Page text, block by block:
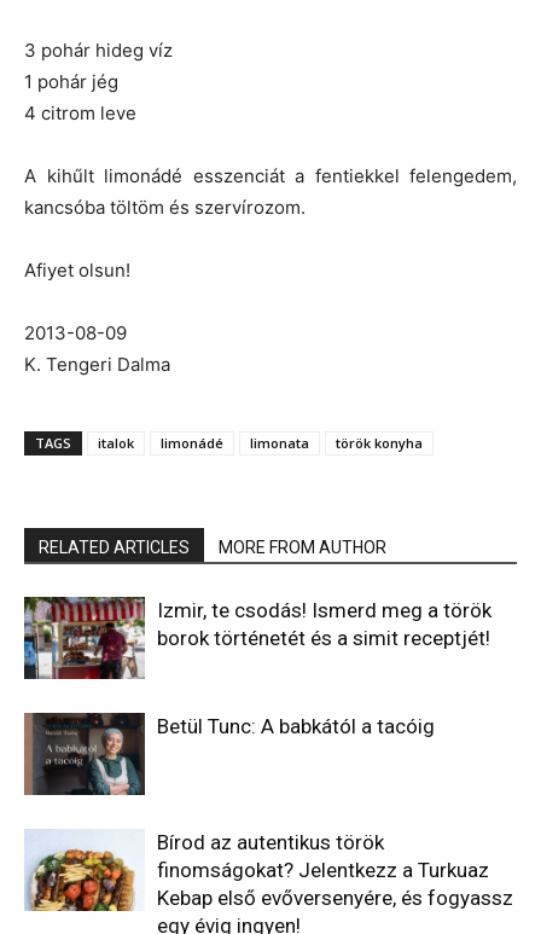
3 pohár hideg víz
1 pohár jég
4 citrom leve
A kihűlt limonádé esszenciát a fentiekkel felengedem,
kancsóba töltöm és szervírozom.
Afiyet olsun!
2013-08-09
K. Tengeri Dalma
TAGS italok limonádé limonata török konyha
RELATED ARTICLES MORE FROM AUTHOR
Izmir, te csodás! Ismerd meg a török
borok történetét és a simit receptjét!
Betül Tunc: A babkától a tacóig
Bírod az autentikus török
finomságokat? Jelentkezz a Turkuaz
Kebap első evőversenyére, és fogyassz
egy évig ingyen!